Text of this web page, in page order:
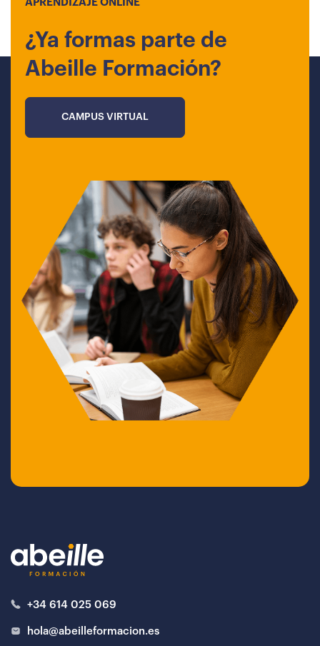
APRENDIZAJE ONLINE
¿Ya formas parte de
Abeille Formación?
CAMPUS VIRTUAL
+34 614 025 069
hola@abeilleformacion.es